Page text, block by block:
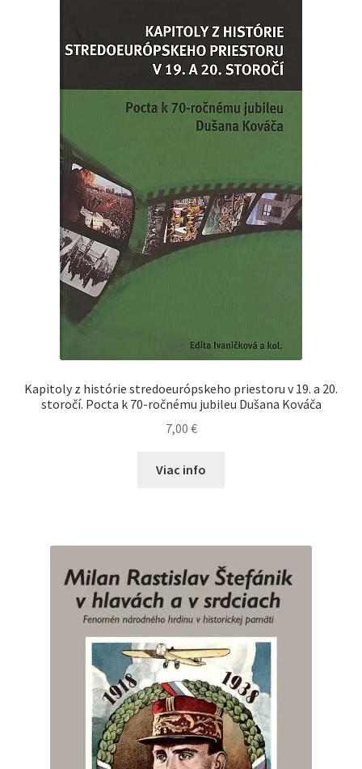
Kapitoly z histórie stredoeurópskeho priestoru v 19. a 20.
storočí. Pocta k 70-ročnému jubileu Dušana Kováča
7,00 €
Viac info